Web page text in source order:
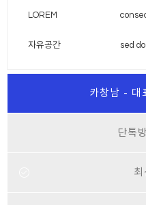
LOREM
자유공간 sed
카창남 - 대
단톡